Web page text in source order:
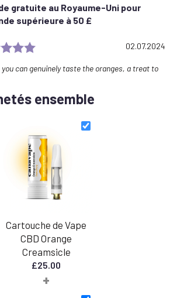
gratuite au Royaume-Uni pour
supérieure à 50 £
Rating: 5.0 out of 5 stars
Date:
02.07.2024
you can genuinely taste the oranges, a treat to
ensemble
Cartouche de Vape
CBD Orange
Creamsicle
£25.00
+